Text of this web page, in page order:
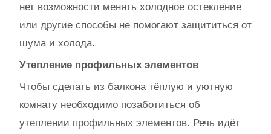
нет возможности менять холодное остекление
или другие способы не помогают защититься от
шума и холода.
Утепление профильных элементов
Чтобы сделать из балкона тёплую и уютную
комнату необходимо позаботиться об
утеплении профильных элементов. Речь идёт